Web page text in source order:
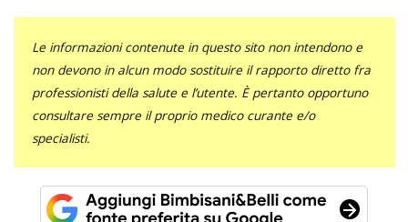
Le informazioni contenute in questo sito non intendono e
non devono in alcun modo sostituire il rapporto diretto fra
professionisti della salute e l’utente. È pertanto opportuno
consultare sempre il proprio medico curante e/o
specialisti.